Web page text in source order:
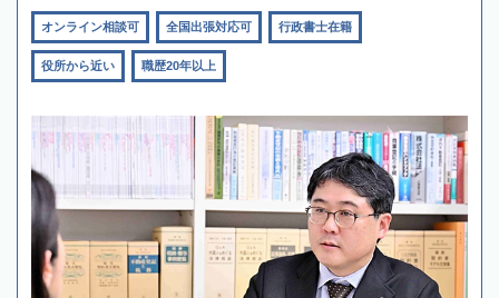
オンライン相談可 全国出張対応可 行政書士在籍
役所から近い 職歴20年以上